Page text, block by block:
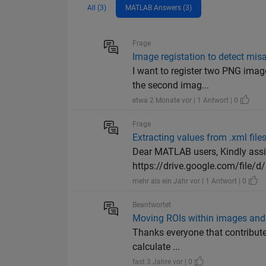
All (3) MATLAB Answers (3)
Frage
Image registation to detect
I want to register two PNG
the second imag...
etwa 2 Monate vor | 1 Antwort | 0
Frage
Extracting values from .xml files
Dear MATLAB users, Kindly
https://drive.google.com/file/d/
mehr als ein Jahr vor | 1 Antwort | 0
Beantwortet
Moving ROIs within images
Thanks everyone that
calculate ...
fast 3 Jahre vor | 0